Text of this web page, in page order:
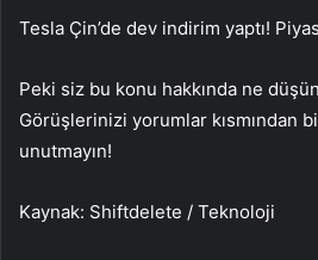
Tesla Çin’de dev indirim yaptı!
Peki siz bu konu hakkında ne
Görüşlerinizi yorumlar kısmından
unutmayın!
Kaynak: Shiftdelete / Teknoloji